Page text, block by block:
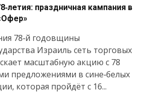
праздничная кампания в
78‑й годовщины
Израиль сеть торговых
масштабную акцию с 78
предложениями в сине‑белых
которая пройдёт с 16...